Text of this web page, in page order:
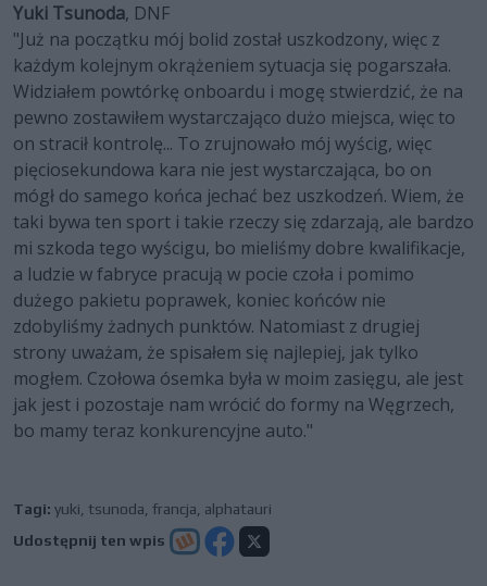
Yuki Tsunoda, DNF
"Już na początku mój bolid został uszkodzony, więc z
każdym kolejnym okrążeniem sytuacja się pogarszała.
Widziałem powtórkę onboardu i mogę stwierdzić, że na
pewno zostawiłem wystarczająco dużo miejsca, więc to
on stracił kontrolę... To zrujnowało mój wyścig, więc
pięciosekundowa kara nie jest wystarczająca, bo on
mógł do samego końca jechać bez uszkodzeń. Wiem, że
taki bywa ten sport i takie rzeczy się zdarzają, ale bardzo
mi szkoda tego wyścigu, bo mieliśmy dobre kwalifikacje,
a ludzie w fabryce pracują w pocie czoła i pomimo
dużego pakietu poprawek, koniec końców nie
zdobyliśmy żadnych punktów. Natomiast z drugiej
strony uważam, że spisałem się najlepiej, jak tylko
mogłem. Czołowa ósemka była w moim zasięgu, ale jest
jak jest i pozostaje nam wrócić do formy na Węgrzech,
bo mamy teraz konkurencyjne auto."
Tagi: yuki tsunoda francja alphatauri
Udostępnij ten wpis